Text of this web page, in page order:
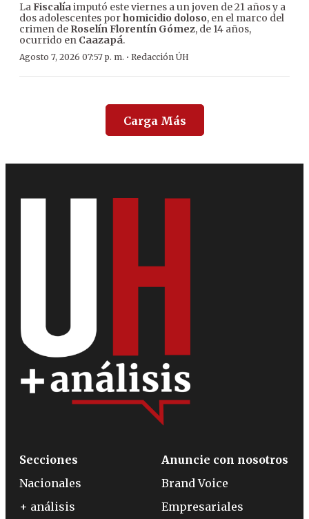
LaFiscalíaimputó este viernes a un joven de 21 años y a
dos adolescentes porhomicidio doloso, en el marco del
crimen de Roselín Florentín Gómez, de 14 años,
ocurrido en Caazapá.
Agosto 7, 2026 07:57 p. m. · Redacción ÚH
Carga Más
Secciones
Nacionales
+ análisis
Anuncie con nosotros
Brand Voice
Empresariales